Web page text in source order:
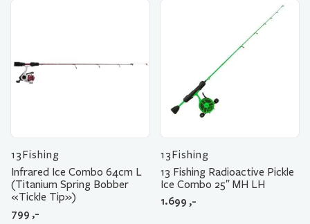
13Fishing
Infrared Ice Combo 64cm L
(Titanium Spring Bobber
«Tickle Tip»)
799 ,-
13Fishing
13 Fishing Radioactive Pickle
Ice Combo 25″ MH LH
1.699 ,-